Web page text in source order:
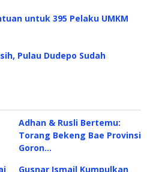
untuk 395 Pelaku UMKM
Pulau Dudepo Sudah
Adhan & Rusli Bertemu:
Torang Bekeng Bae Provinsi
Goron…
Gusnar Ismail Kumpulkan